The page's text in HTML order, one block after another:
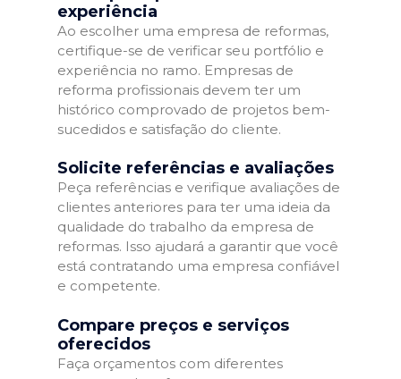
experiência
Ao escolher uma empresa de reformas,
certifique-se de verificar seu portfólio e
experiência no ramo. Empresas de
reforma profissionais devem ter um
histórico comprovado de projetos bem-
sucedidos e satisfação do cliente.
Solicite referências e avaliações
Peça referências e verifique avaliações de
clientes anteriores para ter uma ideia da
qualidade do trabalho da empresa de
reformas. Isso ajudará a garantir que você
está contratando uma empresa confiável
e competente.
Compare preços e serviços
oferecidos
Faça orçamentos com diferentes